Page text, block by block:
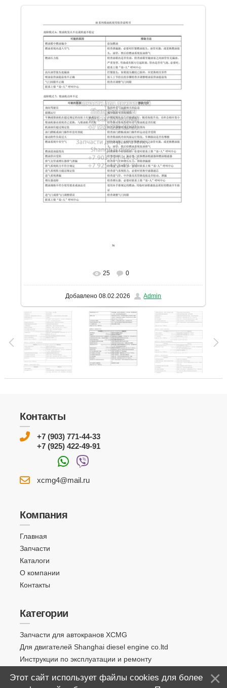
В реальном размере 1131x1600
25 0
Добавлено 08.02.2026 Admin
Контакты
+7 (903) 771-44-33
+7 (925) 422-49-91
xcmg4@mail.ru
Компания
Главная
Запчасти
Каталоги
О компании
Контакты
Категории
Запчасти для автокранов XCMG
Для двигателей Shanghai diesel engine co.ltd
Инструкции по эксплуатации и ремонту
Этот сайт использует файлы cookies для более